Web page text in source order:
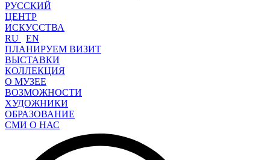
РУССКИЙ
ЦЕНТР
ИСКУССТВА
RU
EN
ПЛАНИРУЕМ ВИЗИТ
ВЫСТАВКИ
КОЛЛЕКЦИЯ
О МУЗЕЕ
ВОЗМОЖНОСТИ
ХУДОЖНИКИ
ОБРАЗОВАНИЕ
СМИ О НАС